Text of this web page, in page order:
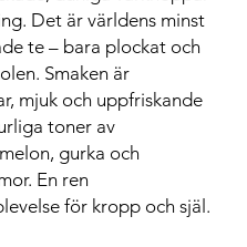
Det är världens minst
te – bara plockat och
Smaken är
mjuk och uppfriskande
toner av
gurka och
En ren
för kropp och själ.